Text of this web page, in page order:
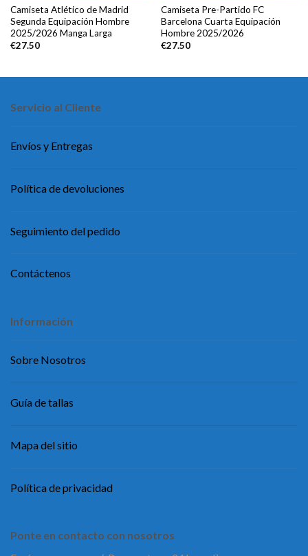
Camiseta Atlético de Madrid
Segunda Equipación Hombre
2025/2026 Manga Larga
€27.50
Camiseta Pre-Partido FC
Barcelona Cuarta Equipación
Hombre 2025/2026
€27.50
Servicio al Cliente
Envíos y Entregas
Política de devoluciones
Seguimiento del pedido
Contáctenos
Información
Sobre Nosotros
Guía de tallas
Mapa del sitio
Política de privacidad
Ponte en contacto con nosotros